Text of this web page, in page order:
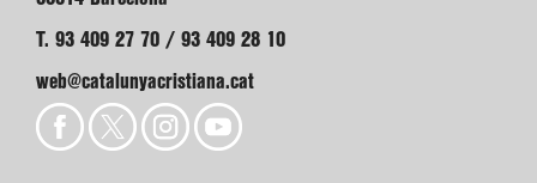
T. 93 409 27 70 / 93 409 28 10
web@catalunyacristiana.cat